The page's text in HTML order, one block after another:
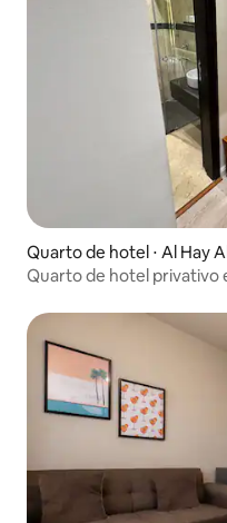
Quarto de hotel ⋅ Al Hay
Quarto de hotel privativo